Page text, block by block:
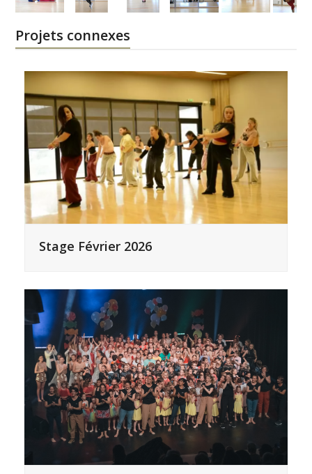
Projets connexes
Stage Février 2026